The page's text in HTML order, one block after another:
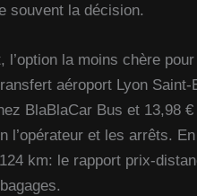
souvent la décision.
l’option la moins chère
aéroport Lyon
BlaBlaCar Bus et 13,98
l’opérateur et les arrêts.
km: le rapport prix-